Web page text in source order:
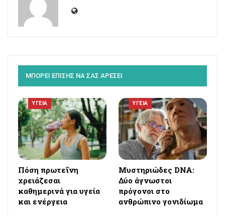
ΜΠΟΡΕΙ ΕΠΙΣΗΣ ΝΑ ΣΑΣ ΑΡΕΣΕΙ
ΥΓΕΙΑ
Πόση πρωτεΐνη
χρειάζεσαι
καθημερινά για υγεία
και ενέργεια
ΥΓΕΙΑ
Μυστηριώδες DNA:
Δύο άγνωστοι
πρόγονοι στο
ανθρώπινο γονιδίωμα